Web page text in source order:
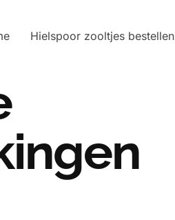
Hielspoor zooltjes bestellen